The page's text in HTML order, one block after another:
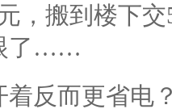
，搬到楼下
了……
着反而更省电